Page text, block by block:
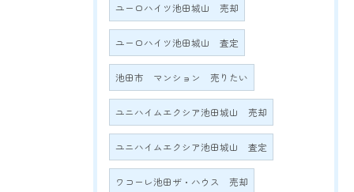
ユーロハイツ池田城山 売却
ユーロハイツ池田城山 査定
池田市 マンション 売りたい
ユニハイムエクシア池田城山 売却
ユニハイムエクシア池田城山 査定
ワコーレ池田ザ・ハウス 売却